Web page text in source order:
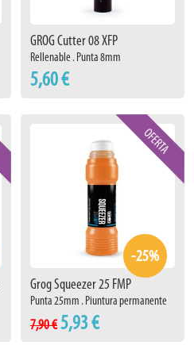
GROG Cutter 08 XFP
Rellenable . Punta 8mm
5,60 €
-25%
Grog Squeezer 25 FMP
Punta 25mm . Piuntura permanente
7,90 € 5,93 €